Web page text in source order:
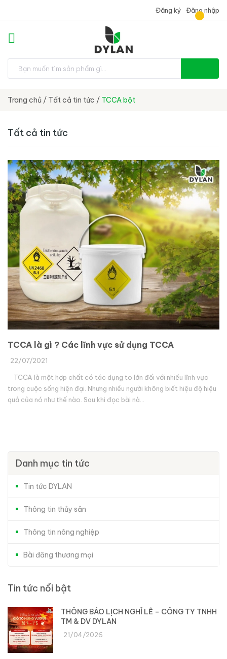
Đăng ký Đăng nhập
Trang chủ / Tất cả tin tức / TCCA bột
Tất cả tin tức
TCCA là gì ? Các lĩnh vực sử dụng TCCA
22/07/2021
TCCA là một hợp chất có tác dụng to lớn đối với nhiều lĩnh vực
trong cuộc sống hiện đại. Nhưng nhiều người không biết hiệu độ hiệu
quả của nó như thế nào. Sau khi đọc bài nà...
Danh mục tin tức
Tin tức DYLAN
Thông tin thủy sản
Thông tin nông nghiệp
Bài đăng thương mại
Tin tức nổi bật
THÔNG BÁO LỊCH NGHỈ LỄ – CÔNG TY TNHH
TM & DV DYLAN
21/04/2026